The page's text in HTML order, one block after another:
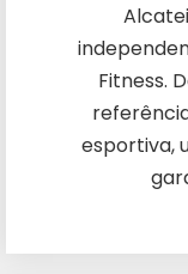
Fitness.
esportiva,